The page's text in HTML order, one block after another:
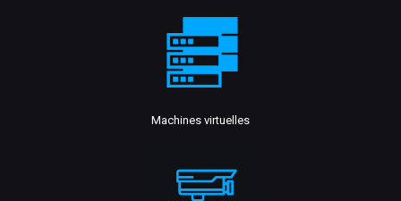
Machines virtuelles